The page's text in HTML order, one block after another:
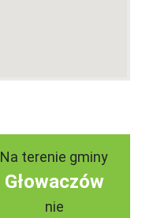
Na terenie gminy
Głowaczów
nie